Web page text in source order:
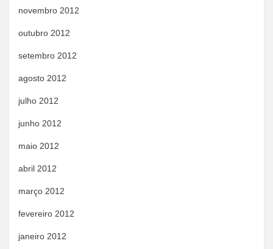
novembro 2012
outubro 2012
setembro 2012
agosto 2012
julho 2012
junho 2012
maio 2012
abril 2012
março 2012
fevereiro 2012
janeiro 2012